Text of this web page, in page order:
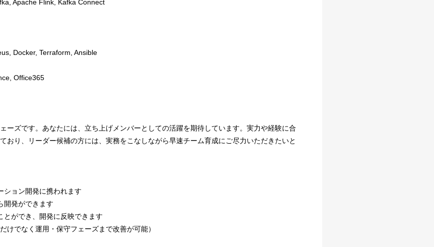
Apache Flink, Kafka Connect
Docker, Terraform, Ansible
Office365
ーズです。あなたには、立ち上げメンバーとしての活躍を期待しています。実力や経験に合
おり、リーダー候補の方には、実務をこなしながら早速チーム育成にご尽力いただきたいと
ション開発に携われます
開発ができます
とができ、開発に反映できます
けでなく運用・保守フェーズまで改善が可能）